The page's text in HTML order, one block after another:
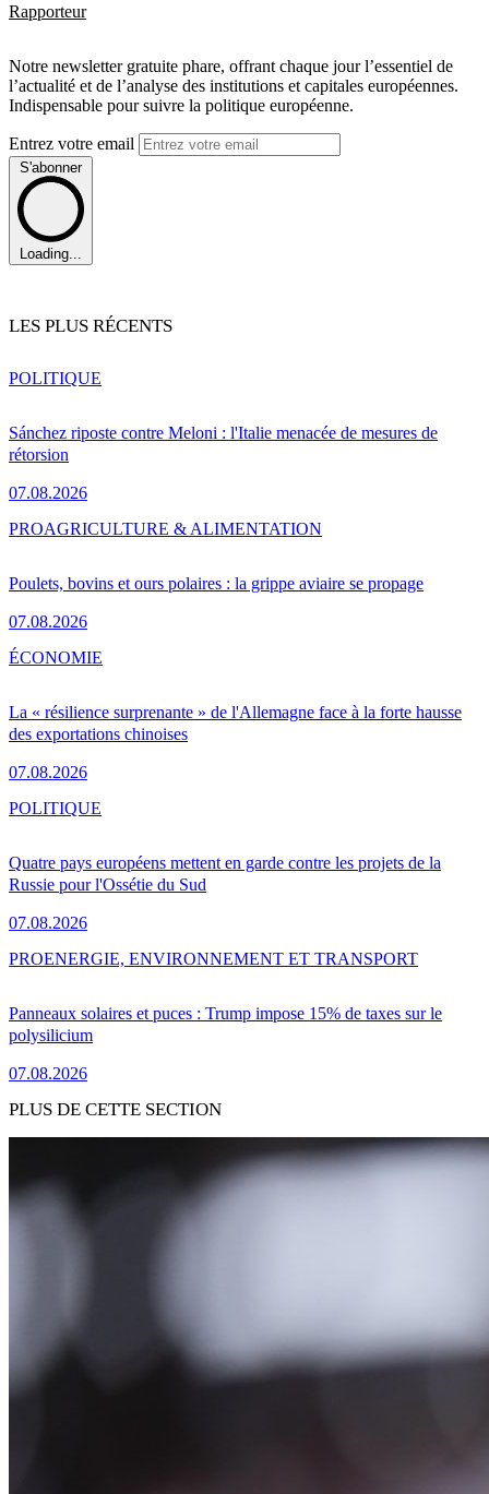
Rapporteur
Notre newsletter gratuite phare, offrant chaque jour l’essentiel de
l’actualité et de l’analyse des institutions et capitales européennes.
Indispensable pour suivre la politique européenne.
Entrez votre email
S'abonner
Loading...
LES PLUS RÉCENTS
Sánchez riposte contre Meloni : l'Italie menacée de mesures de
rétorsion
07.08.2026
POLITIQUE
Poulets, bovins et ours polaires : la grippe aviaire se propage
07.08.2026
PROAGRICULTURE & ALIMENTATION
La « résilience surprenante » de l'Allemagne face à la forte hausse
des exportations chinoises
07.08.2026
ÉCONOMIE
Quatre pays européens mettent en garde contre les projets de la
Russie pour l'Ossétie du Sud
07.08.2026
POLITIQUE
Panneaux solaires et puces : Trump impose 15% de taxes sur le
polysilicium
07.08.2026
PROENERGIE, ENVIRONNEMENT ET TRANSPORT
PLUS DE CETTE SECTION